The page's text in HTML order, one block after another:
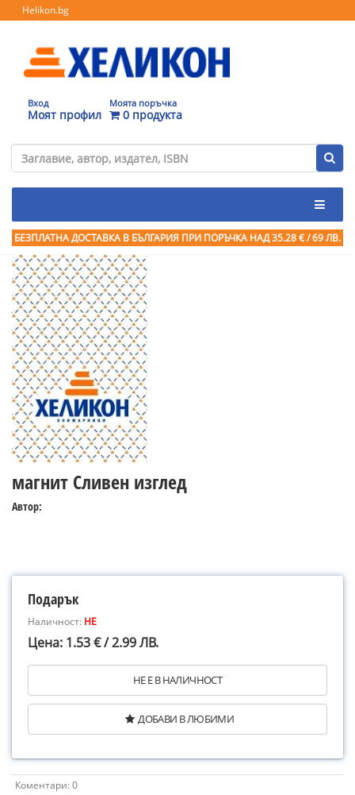
Helikon.bg
Вход
Моят профил
Моята поръчка
0 продукта
БЕЗПЛАТНА ДОСТАВКА В БЪЛГАРИЯ ПРИ ПОРЪЧКА НАД 35.28 € / 69 ЛВ.
магнит Сливен изглед
Автор:
Подарък
Наличност: НЕ
Цена: 1.53 € / 2.99 ЛВ.
НЕ Е В НАЛИЧНОСТ
ДОБАВИ В ЛЮБИМИ
Коментари: 0